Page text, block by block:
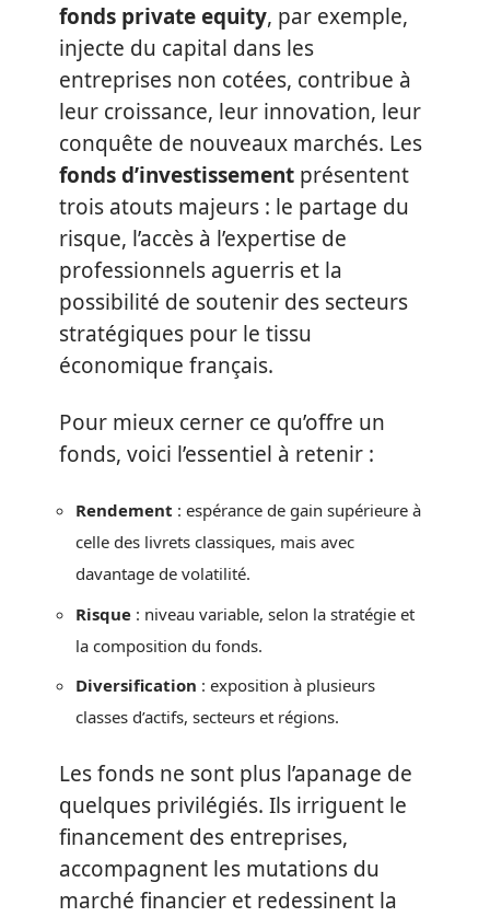
fonds private equity, par exemple,
injecte du capital dans les
entreprises non cotées, contribue à
leur croissance, leur innovation, leur
conquête de nouveaux marchés. Les
fonds d’investissement présentent
trois atouts majeurs : le partage du
risque, l’accès à l’expertise de
professionnels aguerris et la
possibilité de soutenir des secteurs
stratégiques pour le tissu
économique français.
Pour mieux cerner ce qu’offre un
fonds, voici l’essentiel à retenir :
Rendement : espérance de gain supérieure à
celle des livrets classiques, mais avec
davantage de volatilité.
Risque : niveau variable, selon la stratégie et
la composition du fonds.
Diversification : exposition à plusieurs
classes d’actifs, secteurs et régions.
Les fonds ne sont plus l’apanage de
quelques privilégiés. Ils irriguent le
financement des entreprises,
accompagnent les mutations du
marché financier et redessinent la